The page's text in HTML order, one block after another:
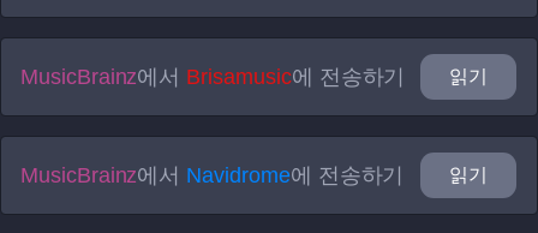
MusicBrainz에서 Brisamusic에 전송하기 읽기
MusicBrainz에서 Navidrome에 전송하기 읽기